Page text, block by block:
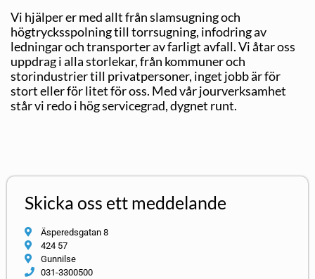
Vi hjälper er med allt från slamsugning och
högtrycksspolning till torrsugning, infodring av
ledningar och transporter av farligt avfall. Vi åtar oss
uppdrag i alla storlekar, från kommuner och
storindustrier till privatpersoner, inget jobb är för
stort eller för litet för oss. Med vår jourverksamhet
står vi redo i hög servicegrad, dygnet runt.
Skicka oss ett meddelande
Äsperedsgatan 8
424 57
Gunnilse
031-3300500